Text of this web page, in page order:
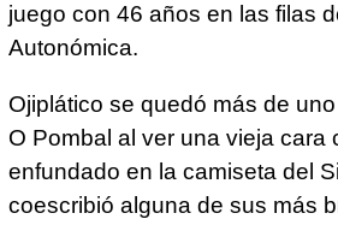
juego con 46 años en las filas
Autonómica.
Ojiplático se quedó más de
O Pombal al ver una vieja
enfundado en la camiseta del
coescribió alguna de sus más